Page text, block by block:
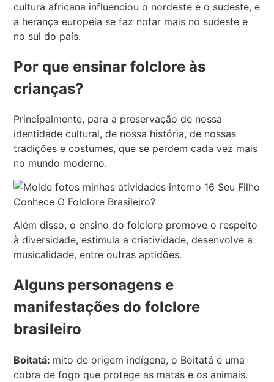
cultura africana influenciou o nordeste e o sudeste, e
a herança europeia se faz notar mais no sudeste e
no sul do país.
Por que ensinar folclore às
crianças?
Principalmente, para a preservação de nossa
identidade cultural, de nossa história, de nossas
tradições e costumes, que se perdem cada vez mais
no mundo moderno.
Além disso, o ensino do folclore promove o respeito
à diversidade, estimula a criatividade, desenvolve a
musicalidade, entre outras aptidões.
Alguns personagens e
manifestações do folclore
brasileiro
Boitatá: mito de origem indígena, o Boitatá é uma
cobra de fogo que protege as matas e os animais.